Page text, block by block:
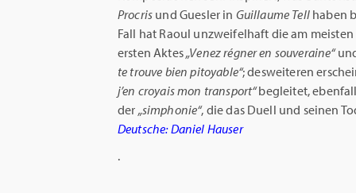
Procris und Guesler in Guillaume Tellhaben
Fall hat Raoul unzweifelhaft die am
ersten Aktes„Venez régner en souveraine“
te trouve bien pitoyable“; desweiteren
j’en croyais mon transport“begleitet,
der „simphonie“, die das Duell und seinen
Deutsche: Daniel Hauser
.